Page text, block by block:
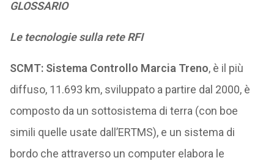
GLOSSARIO
Le tecnologie sulla rete RFI
SCMT: Sistema Controllo Marcia Treno, è il più
diffuso, 11.693 km, sviluppato a partire dal 2000, è
composto da un sottosistema di terra (con boe
simili quelle usate dall’ERTMS), e un sistema di
bordo che attraverso un computer elabora le